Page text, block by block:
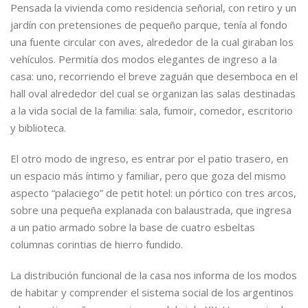
Pensada la vivienda como residencia señorial, con retiro y un
jardín con pretensiones de pequeño parque, tenía al fondo
una fuente circular con aves, alrededor de la cual giraban los
vehículos. Permitía dos modos elegantes de ingreso a la
casa: uno, recorriendo el breve zaguán que desemboca en el
hall oval alrededor del cual se organizan las salas destinadas
a la vida social de la familia: sala, fumoir, comedor, escritorio
y biblioteca.
El otro modo de ingreso, es entrar por el patio trasero, en
un espacio más íntimo y familiar, pero que goza del mismo
aspecto “palaciego” de petit hotel: un pórtico con tres arcos,
sobre una pequeña explanada con balaustrada, que ingresa
a un patio armado sobre la base de cuatro esbeltas
columnas corintias de hierro fundido.
La distribución funcional de la casa nos informa de los modos
de habitar y comprender el sistema social de los argentinos